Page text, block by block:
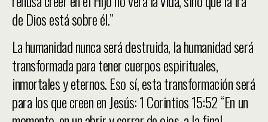
de Dios está sobre él.”
La humanidad nunca será destruida, la humanidad será
transformada para tener cuerpos espirituales,
inmortales y eternos. Eso sí, esta transformación será
para los que creen en Jesús: 1 Corintios 15:52 “En un